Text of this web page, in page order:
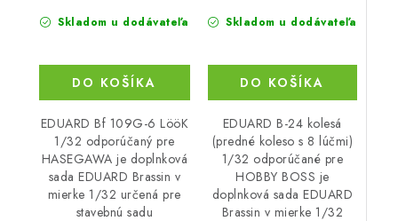
Skladom u dodávateľa
DO KOŠÍKA
EDUARD Bf 109G-6 LööK
1/32 odporúčaný pre
HASEGAWA je doplnková
sada EDUARD Brassin v
mierke 1/32 určená pre
stavebnú sadu
Skladom u dodávateľa
DO KOŠÍKA
EDUARD B-24 kolesá
(predné koleso s 8 lúčmi)
1/32 odporúčané pre
HOBBY BOSS je
doplnková sada EDUARD
Brassin v mierke 1/32